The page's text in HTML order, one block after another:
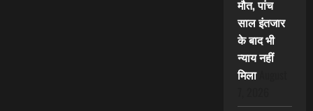
मौत, पांच
साल इंतजार
के बाद भी
न्याय नहीं
मिला